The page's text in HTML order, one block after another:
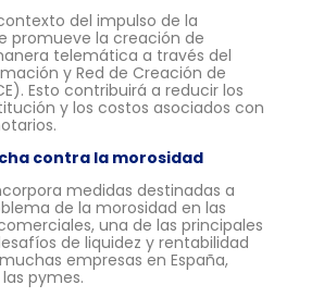
del impulso de la
promueve la creación de
telemática a través del
y Red de Creación de
Esto contribuirá a reducir los
y los costos asociados con
contra la morosidad
medidas destinadas a
de la morosidad en las
una de las principales
de liquidez y rentabilidad
empresas en España,
pymes.